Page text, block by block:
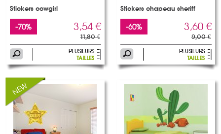
Stickers cowgirl
-70% 3,54 €
11,80 €
Stickers chapeau sheriff
-60% 3,60 €
9,00 €